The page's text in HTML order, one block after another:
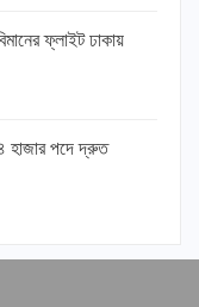
ফ্লাইট ঢাকায়
হাজার পদে দ্রুত